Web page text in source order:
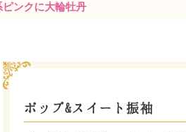
ピンクに大輪牡丹
ポップ&スイート振袖